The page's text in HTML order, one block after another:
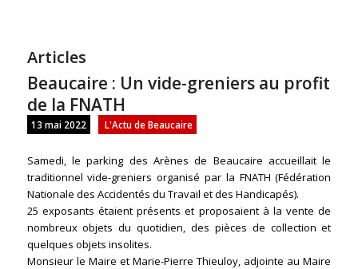
Articles
Beaucaire : Un vide-greniers au profit
de la FNATH
13 mai 2022 L'Actu de Beaucaire
Samedi, le parking des Arènes de Beaucaire accueillait le
traditionnel vide-greniers organisé par la FNATH (Fédération
Nationale des Accidentés du Travail et des Handicapés).
25 exposants étaient présents et proposaient à la vente de
nombreux objets du quotidien, des pièces de collection et
quelques objets insolites.
Monsieur le Maire et Marie-Pierre Thieuloy, adjointe au Maire